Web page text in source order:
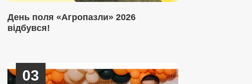
День поля «Агропазли» 2026
відбувся!
03